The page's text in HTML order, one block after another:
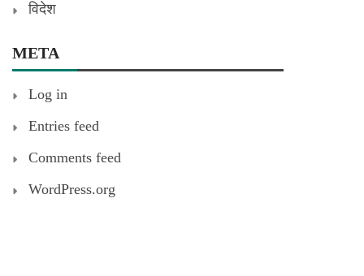
विदेश
META
Log in
Entries feed
Comments feed
WordPress.org